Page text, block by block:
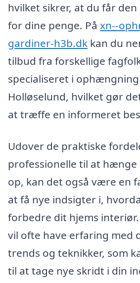
hvilket sikrer, at du får
for dine penge. På xn--
gardiner-h3b.dk kan du
tilbud fra forskellige
specialiseret i
Holløselund, hvilket gør
at træffe en informeret
Udover de praktiske
professionelle til at
op, kan det også være en
at få nye indsigter i,
forbedre dit hjems
vil ofte have erfaring med
trends og teknikker, som
til at tage nye skridt i din